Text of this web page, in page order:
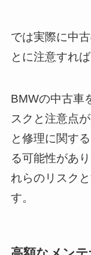
では実際に中
とに注意すれ
BMWの中古車
スクと注意点
と修理に関す
る可能性があ
れらのリスク
す。